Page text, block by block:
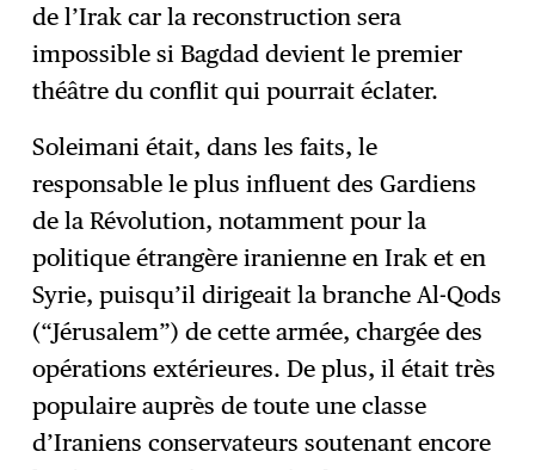
de l’Irak car la reconstruction sera
impossible si Bagdad devient le premier
théâtre du conflit qui pourrait éclater.
Soleimani était, dans les faits, le
responsable le plus influent des Gardiens
de la Révolution, notamment pour la
politique étrangère iranienne en Irak et en
Syrie, puisqu’il dirigeait la branche Al-Qods
(“Jérusalem”) de cette armée, chargée des
opérations extérieures. De plus, il était très
populaire auprès de toute une classe
d’Iraniens conservateurs soutenant encore